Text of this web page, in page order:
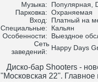
Музыка:
Популярная,
Парковка: Охраняемая
Вход:
Платный на
Специальные:
Кальян
Особенности:
Выездное
Сеть
заведений:
Happy Days
Диско-бар Shooters -
''Московская 22''.